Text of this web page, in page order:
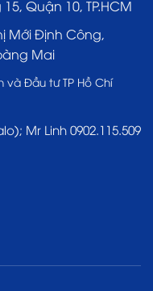
Quận 10, TP.HCM
Mới Định Công,
Mai
và Đầu tư TP Hồ Chí
Mr Linh 0902.115.509